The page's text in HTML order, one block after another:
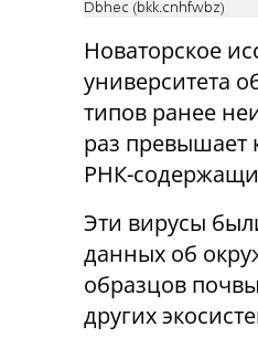
Dbhec (bkk.cnhfwbz)
Новаторское
университета
типов ранее
раз превышает
РНК-
Эти вирусы
данных об
образцов
других